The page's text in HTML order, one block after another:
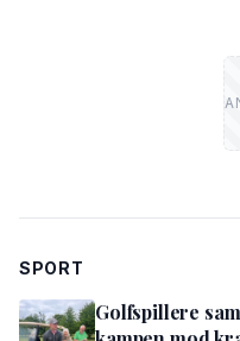
SPORT
Golfspillere